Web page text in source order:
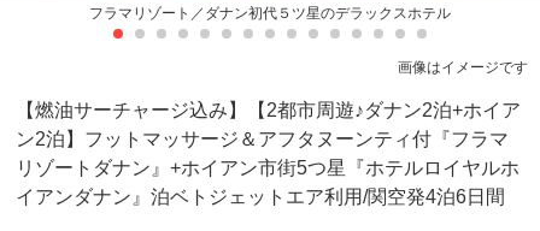
フラマリゾート／ダナン初代５ツ星のデラックスホテル
画像はイメージです
【燃油サーチャージ込み】【2都市周遊♪ダナン2泊+ホイア
ン2泊】フットマッサージ＆アフタヌーンティ付『フラマ
リゾートダナン』+ホイアン市街5つ星『ホテルロイヤルホ
イアンダナン』泊ベトジェットエア利用/関空発4泊6日間